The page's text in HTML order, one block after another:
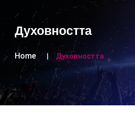
Духовността
Home Духовността